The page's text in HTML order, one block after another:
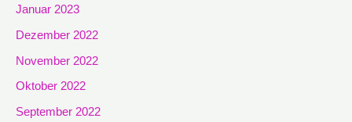
Januar 2023
Dezember 2022
November 2022
Oktober 2022
September 2022